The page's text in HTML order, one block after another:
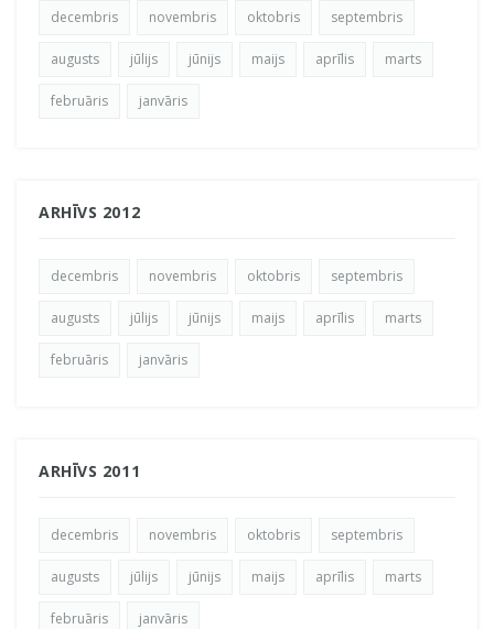
decembris novembris oktobris septembris
augusts jūlijs jūnijs maijs aprīlis marts
februāris janvāris
ARHĪVS 2012
decembris novembris oktobris septembris
augusts jūlijs jūnijs maijs aprīlis marts
februāris janvāris
ARHĪVS 2011
decembris novembris oktobris septembris
augusts jūlijs jūnijs maijs aprīlis marts
februāris janvāris